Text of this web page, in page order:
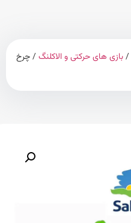
حرکتی و الاکلنگ/ چرخ